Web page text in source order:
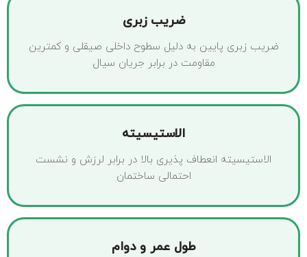
ضریب زبری
ضریب زبری پایین به دلیل سطوح داخلی صیقلی و کمترین
مقاومت در برابر جریان سیال
الاستیسیته
الاستیسیته انعطاف پذیری بالا در برابر لرزش و نشست
احتمالی ساختمان
طول عمر و دوام